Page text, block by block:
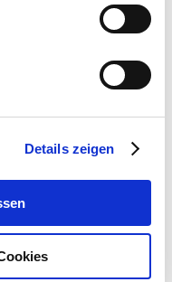
Details zeigen